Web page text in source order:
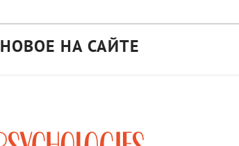
НОВОЕ НА САЙТЕ